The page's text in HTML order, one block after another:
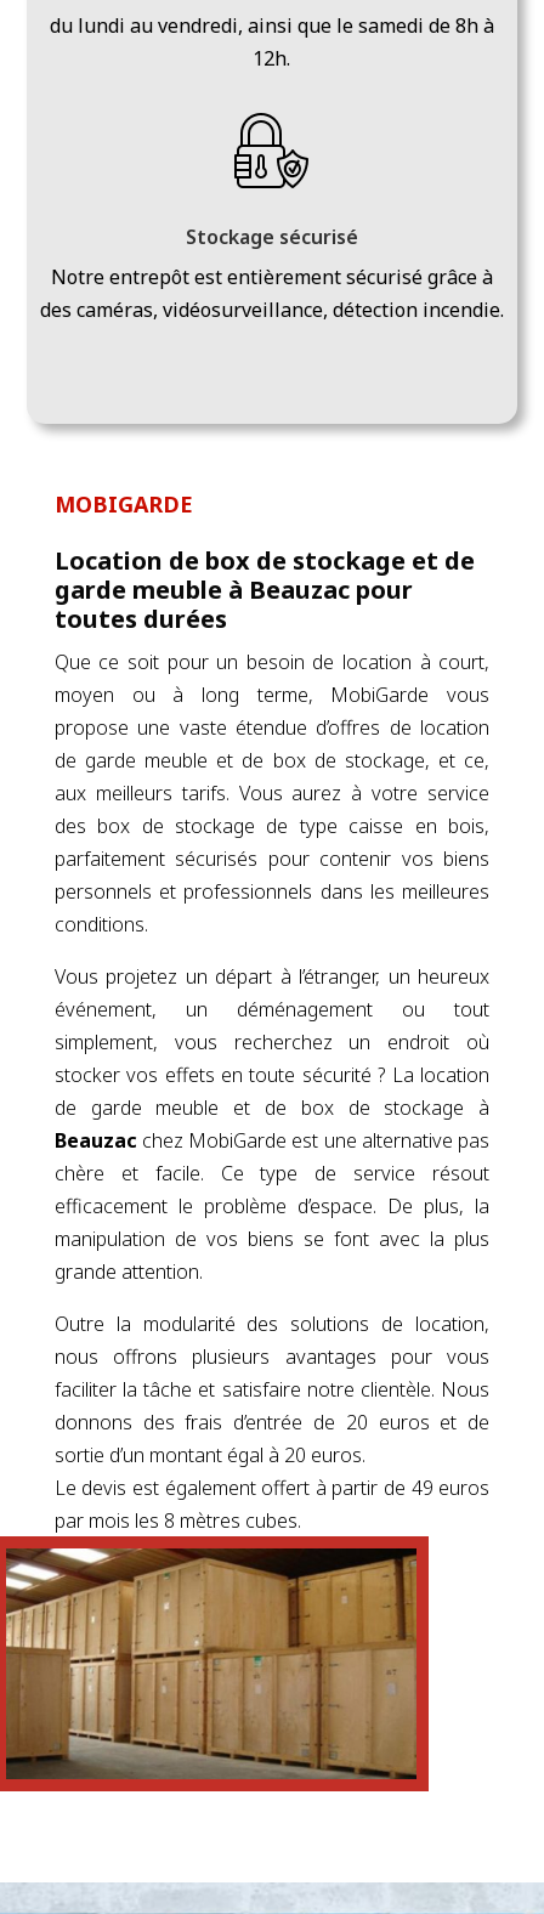
du lundi au vendredi, ainsi que le samedi de 8h à
12h.
Stockage sécurisé
Notre entrepôt est entièrement sécurisé grâce à
des caméras, vidéosurveillance, détection incendie.
MOBIGARDE
Location de box de stockage et de
garde meuble à Beauzac pour
toutes durées
Que ce soit pour un besoin de location à court,
moyen ou à long terme, MobiGarde vous
propose une vaste étendue d’offres de location
de garde meuble et de box de stockage, et ce,
aux meilleurs tarifs. Vous aurez à votre service
des box de stockage de type caisse en bois,
parfaitement sécurisés pour contenir vos biens
personnels et professionnels dans les meilleures
conditions.
Vous projetez un départ à l’étranger, un heureux
événement, un déménagement ou tout
simplement, vous recherchez un endroit où
stocker vos effets en toute sécurité ? La location
de garde meuble et de box de stockage à
Beauzac chez MobiGarde est une alternative pas
chère et facile. Ce type de service résout
efficacement le problème d’espace. De plus, la
manipulation de vos biens se font avec la plus
grande attention.
Outre la modularité des solutions de location,
nous offrons plusieurs avantages pour vous
faciliter la tâche et satisfaire notre clientèle. Nous
donnons des frais d’entrée de 20 euros et de
sortie d’un montant égal à 20 euros.
Le devis est également offert à partir de 49 euros
par mois les 8 mètres cubes.
RÉSERVER VOTRE BOX